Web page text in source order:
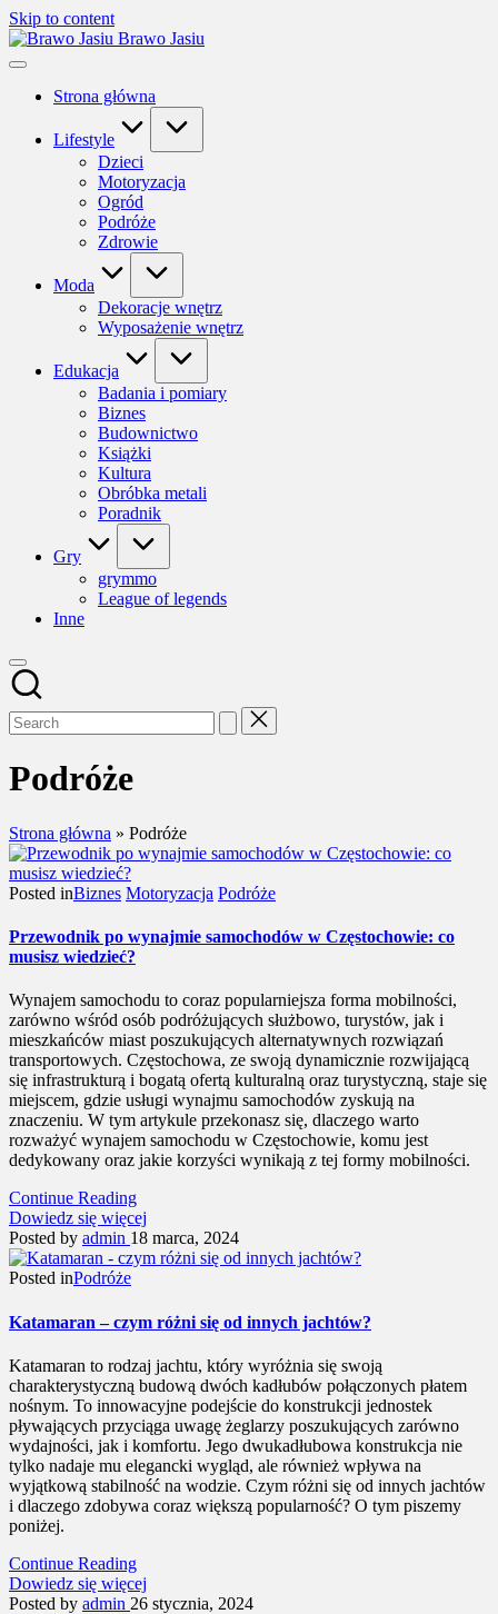
Skip to content
Brawo Jasiu
Strona główna
Lifestyle
Dzieci
Motoryzacja
Ogród
Podróże
Zdrowie
Moda
Dekoracje wnętrz
Wyposażenie wnętrz
Edukacja
Badania i pomiary
Biznes
Budownictwo
Książki
Kultura
Obróbka metali
Poradnik
Gry
grymmo
League of legends
Inne
Podróże
Strona główna » Podróże
Posted inBiznes Motoryzacja Podróże
Przewodnik po wynajmie samochodów w Częstochowie: co
musisz wiedzieć?
Wynajem samochodu to coraz popularniejsza forma mobilności,
zarówno wśród osób podróżujących służbowo, turystów, jak i
mieszkańców miast poszukujących alternatywnych rozwiązań
transportowych. Częstochowa, ze swoją dynamicznie rozwijającą
się infrastrukturą i bogatą ofertą kulturalną oraz turystyczną, staje się
miejscem, gdzie usługi wynajmu samochodów zyskują na
znaczeniu. W tym artykule przekonasz się, dlaczego warto
rozważyć wynajem samochodu w Częstochowie, komu jest
dedykowany oraz jakie korzyści wynikają z tej formy mobilności.
Continue Reading
Dowiedz się więcej
Posted by admin 18 marca, 2024
Posted inPodróże
Katamaran – czym różni się od innych jachtów?
Katamaran to rodzaj jachtu, który wyróżnia się swoją
charakterystyczną budową dwóch kadłubów połączonych płatem
nośnym. To innowacyjne podejście do konstrukcji jednostek
pływających przyciąga uwagę żeglarzy poszukujących zarówno
wydajności, jak i komfortu. Jego dwukadłubowa konstrukcja nie
tylko nadaje mu elegancki wygląd, ale również wpływa na
wyjątkową stabilność na wodzie. Czym różni się od innych jachtów
i dlaczego zdobywa coraz większą popularność? O tym piszemy
poniżej.
Continue Reading
Dowiedz się więcej
Posted by admin 26 stycznia, 2024